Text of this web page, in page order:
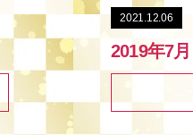
2021.12.06
2019年7月